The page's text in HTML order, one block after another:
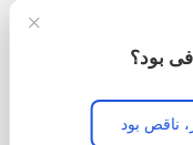
×
بود؟
ناقص بود